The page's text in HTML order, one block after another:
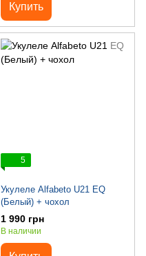
Купить
5
Укулеле Alfabeto U21 EQ
(Белый) + чохол
1 990 грн
В наличии